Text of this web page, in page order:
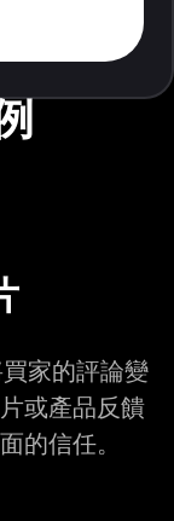
家的評論變
或產品反饋
的信任。